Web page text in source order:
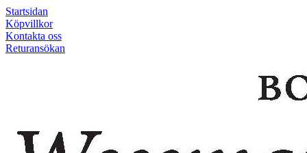
Startsidan
Köpvillkor
Kontakta oss
Returansökan